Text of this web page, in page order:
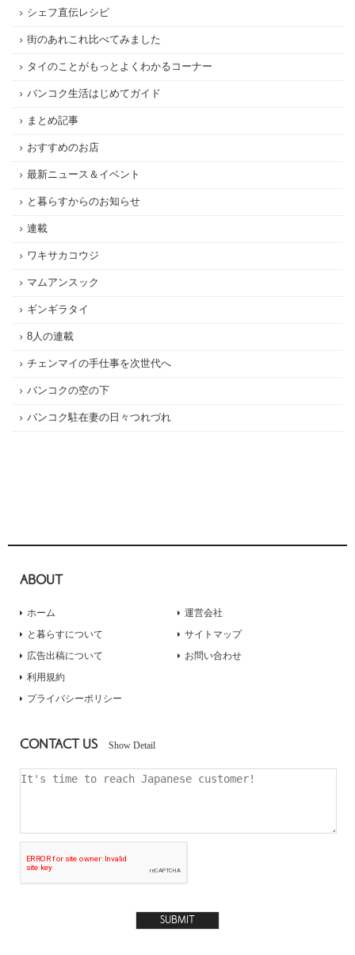
シェフ直伝レシピ
街のあれこれ比べてみました
タイのことがもっとよくわかるコーナー
バンコク生活はじめてガイド
まとめ記事
おすすめのお店
最新ニュース＆イベント
と暮らすからのお知らせ
連載
ワキサカコウジ
マムアンスック
ギンギラタイ
8人の連載
チェンマイの手仕事を次世代へ
バンコクの空の下
バンコク駐在妻の日々つれづれ
ABOUT
ホーム
と暮らすについて
広告出稿について
運営会社
サイトマップ
お問い合わせ
利用規約
プライバシーポリシー
CONTACT US Show Detail